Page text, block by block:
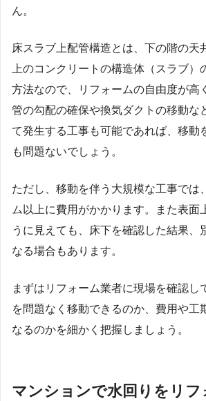
ん。
床スラブ上配管構造とは、下の階の天
上のコンクリートの構造体（スラブ）
方法なので、リフォームの自由度が高
管の勾配の確保や換気ダクトの移動な
て発生する工事も可能であれば、移動
も問題ないでしょう。
ただし、移動を伴う大規模な工事では
ム以上に費用がかかります。また表面
うに見えても、床下を確認した結果、
なる場合もあります。
まずはリフォーム業者に現場を確認し
を問題なく移動できるのか、費用や工
なるのかを細かく把握しましょう。
マンションで水回りをリ